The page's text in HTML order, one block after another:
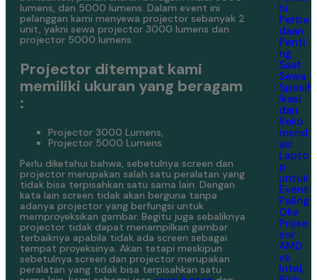
lumens, dan 5000 lumens. Dalam event ini
pelanggan kami menyewa projector sebanyak 2
unit, yakni sewa projector 3000 lumens dan
projector 5000 lumens.
Projector ditempat kami
memiliki ukuran yang beragam
:
Projector 3000 Lumens,
Projector 5000 Lumens.
Perlu diketahui bahwa, sebetulnya screen dan
projector merupakan salah satu peralatan yang
tidak bisa terpisahkan satu sama lain. Dengan
kata lain screen tidak akan berguna tanpa
adanya projector yang berfungsi untuk
memproyeksikan gambar. Begitu juga sebaliknya
projector tidak dapat menampilkan gambar
terbaiknya apabila tidak ada screen sebagai
tempat proyeksinya. Akan tetapi meskipun
sebetulnya screen dan projector merupakan
peralatan yang tidak bisa terpisahkan satu
hi
Perbe
daan
Penti
ng
Saat
Sewa
Spesif
ikasi
dan
Reko
mend
asi
Lapto
p
untuk
Event
Paling
Oke
Prose
sor
AMD
vs
Intel,